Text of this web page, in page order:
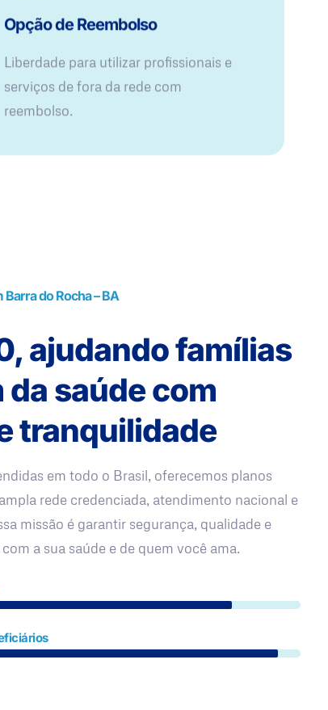
Opção de Reembolso
Liberdade para utilizar profissionais e
serviços de fora da rede com
reembolso.
do Rocha – BA
ajudando famílias
da saúde com
tranquilidade
em todo o Brasil, oferecemos planos
rede credenciada, atendimento nacional e
missão é garantir segurança, qualidade e
a sua saúde e de quem você ama.